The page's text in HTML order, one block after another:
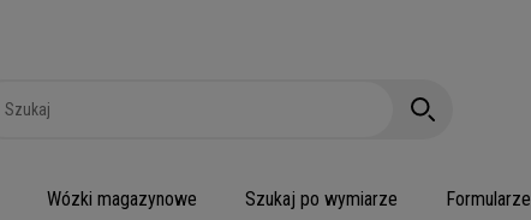
Wózki magazynowe Szukaj po wymiarze Formularze